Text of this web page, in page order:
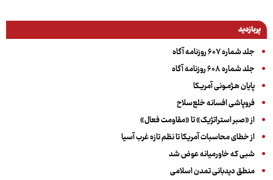
پربازدید
جلد شماره ۶۰۷ روزنامه آگاه
جلد شماره ۶۰۸ روزنامه آگاه
پایان هـژمـونی آمریـکا
فروپاشی افسانه خلع‌سلاح
از «صبر استراتژیک» تا «مقاومت فعال»
از خطای محاسبات آمریکا تا نظم تازه غرب آسیا
شبی که خاورمیانه عوض شد
منطق دیدبانی تمدن اسلامی